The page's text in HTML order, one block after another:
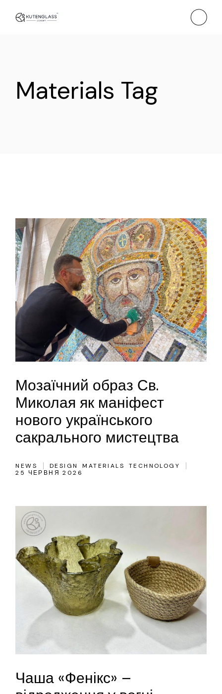
Materials Tag
Мозаїчний образ Св.
Миколая як маніфест
нового українського
сакрального мистецтва
NEWS DESIGN MATERIALS
TECHNOLOGY
25 ЧЕРВНЯ 2026
Чаша «Фенікс» –